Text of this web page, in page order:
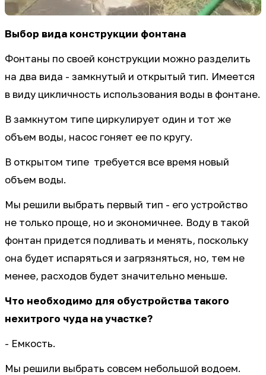
Выбор вида конструкции фонтана
Фонтаны по своей конструкции можно разделить
на два вида - замкнутый и открытый тип. Имеется
в виду цикличность использования воды в фонтане.
В замкнутом типе циркулирует один и тот же
объем воды, насос гоняет ее по кругу.
В открытом типе требуется все время новый
объем воды.
Мы решили выбрать первый тип - его устройство
не только проще, но и экономичнее. Воду в такой
фонтан придется подливать и менять, поскольку
она будет испаряться и загрязняться, но, тем не
менее, расходов будет значительно меньше.
Что необходимо для обустройства такого
нехитрого чуда на участке?
- Емкость.
Мы решили выбрать совсем небольшой водоем.